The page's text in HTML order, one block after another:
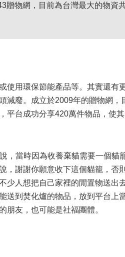
物網，目前為台灣最大的物資
使用環保節能產品等。其實還有
減廢。成立於2009年的贈物網
平台成功分享420萬件物品，使
，當時因為收養棄貓需要一個
，謝謝你願意收下這個貓籠，否
少人想把自己家裡的閒置物送出
送到焚化爐的物品，放到平台上
朋友，也可能是社福團體。